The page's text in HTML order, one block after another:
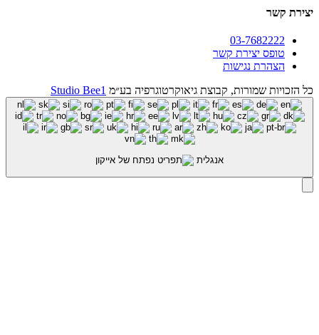
יצירת קשר
03-7682222
טופס יצירת קשר
הצהרת נגישות
כל הזכויות שמורות, קבוצת גיאוקרטוגרפיה בע״מ Studio Bee1
אנגלית